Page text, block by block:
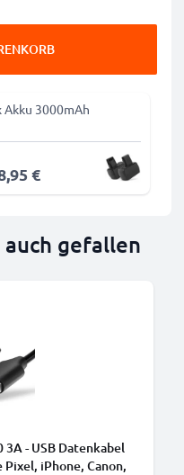
Akku 3000mAh
€
gefallen
3A - USB Datenkabel
iPhone, Canon,